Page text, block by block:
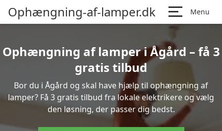
Ophængning-af-lamper.dk Menu
Ophængning af lamper i Ågård – få 3
gratis tilbud
Bor du i Ågård og skal have hjælp til ophængning af
lamper? Få 3 gratis tilbud fra lokale elektrikere og vælg
den løsning, der passer dig bedst.